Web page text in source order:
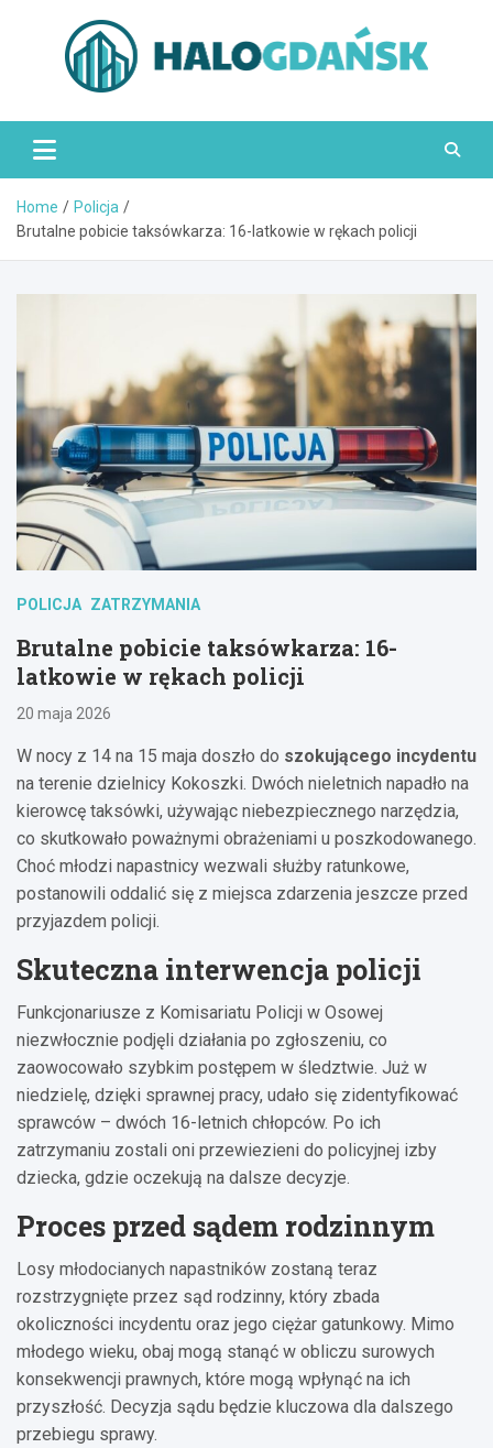
HaloGdańsk.pl
Home
Policja
Brutalne pobicie taksówkarza: 16-latkowie w rękach policji
POLICJA ZATRZYMANIA
Brutalne pobicie taksówkarza: 16-
latkowie w rękach policji
20 maja 2026
W nocy z 14 na 15 maja doszło do szokującego incydentu
na terenie dzielnicy Kokoszki. Dwóch nieletnich napadło na
kierowcę taksówki, używając niebezpiecznego narzędzia,
co skutkowało poważnymi obrażeniami u poszkodowanego.
Choć młodzi napastnicy wezwali służby ratunkowe,
postanowili oddalić się z miejsca zdarzenia jeszcze przed
przyjazdem policji.
Skuteczna interwencja policji
Funkcjonariusze z Komisariatu Policji w Osowej
niezwłocznie podjęli działania po zgłoszeniu, co
zaowocowało szybkim postępem w śledztwie. Już w
niedzielę, dzięki sprawnej pracy, udało się zidentyfikować
sprawców – dwóch 16-letnich chłopców. Po ich
zatrzymaniu zostali oni przewiezieni do policyjnej izby
dziecka, gdzie oczekują na dalsze decyzje.
Proces przed sądem rodzinnym
Losy młodocianych napastników zostaną teraz
rozstrzygnięte przez sąd rodzinny, który zbada
okoliczności incydentu oraz jego ciężar gatunkowy. Mimo
młodego wieku, obaj mogą stanąć w obliczu surowych
konsekwencji prawnych, które mogą wpłynąć na ich
przyszłość. Decyzja sądu będzie kluczowa dla dalszego
przebiegu sprawy.